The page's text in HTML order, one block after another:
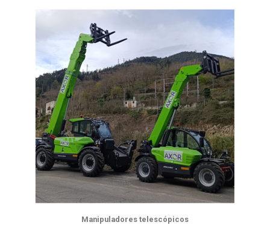
Manipuladores telescópicos